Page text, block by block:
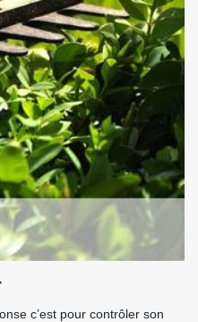
c’est pour contrôler son